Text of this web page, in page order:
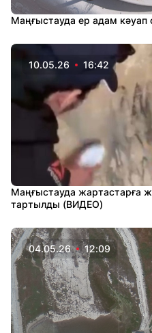
Маңғыстауда ер адам кәуап
10.05.26 16:42
Маңғыстауда жартастарға
тартылды (ВИДЕО)
04.05.26 12:09